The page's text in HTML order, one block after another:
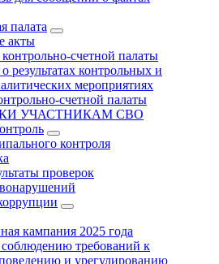
палата
акты
счетной палаты
результатах контрольных и
мероприятиях
счетной палаты
УЧАСТНИКАМ СВО
контроля
проверок
кампания 2025 года
требований к
и урегулированию